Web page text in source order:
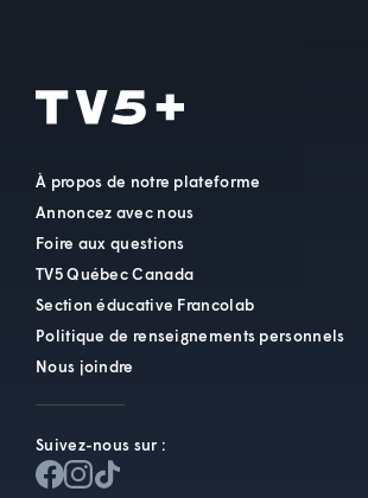
À propos de notre plateforme
Annoncez avec nous
Foire aux questions
TV5 Québec Canada
Section éducative Francolab
Politique de renseignements personnels
Nous joindre
Suivez-nous sur :